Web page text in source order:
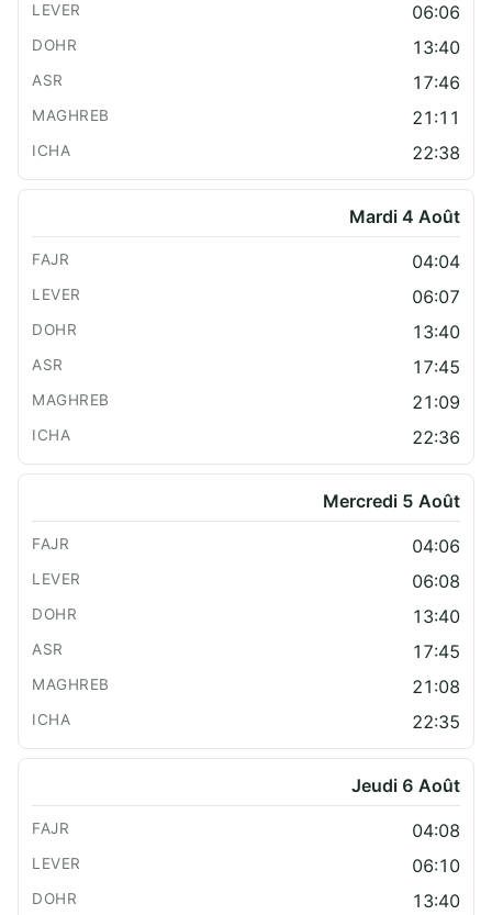
06:06
13:40
17:46
21:11
22:38
Mardi 4 Août
04:04
06:07
13:40
17:45
21:09
22:36
Mercredi 5 Août
04:06
06:08
13:40
17:45
21:08
22:35
Jeudi 6 Août
04:08
06:10
13:40